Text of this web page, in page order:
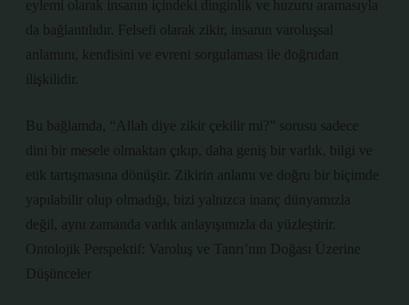
eylemi olarak insanın içindeki dinginlik ve huzuru aramasıyla
da bağlantılıdır. Felsefi olarak zikir, insanın varoluşsal
anlamını, kendisini ve evreni sorgulaması ile doğrudan
ilişkilidir.
Bu bağlamda, “Allah diye zikir çekilir mi?” sorusu sadece
dini bir mesele olmaktan çıkıp, daha geniş bir varlık, bilgi ve
etik tartışmasına dönüşür. Zikirin anlamı ve doğru bir biçimde
yapılabilir olup olmadığı, bizi yalnızca inanç dünyamızla
değil, aynı zamanda varlık anlayışımızla da yüzleştirir.
Ontolojik Perspektif: Varoluş ve Tanrı’nın Doğası Üzerine
Düşünceler